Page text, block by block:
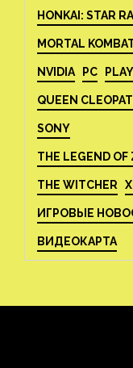
HONKAI: STAR
MORTAL
NVIDIA PC
QUEEN
SONY
THE LEGEND OF
THE WITCHER
ИГРОВЫЕ
ВИДЕОКАРТА